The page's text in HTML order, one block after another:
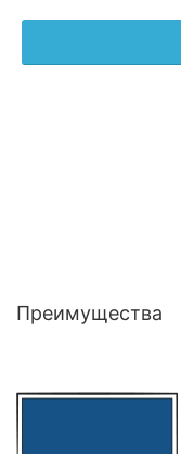
Преимущества